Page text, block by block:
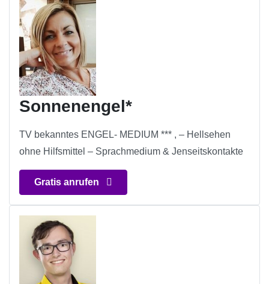
Sonnenengel*
TV bekanntes ENGEL- MEDIUM *** , – Hellsehen
ohne Hilfsmittel – Sprachmedium & Jenseitskontakte
Gratis anrufen